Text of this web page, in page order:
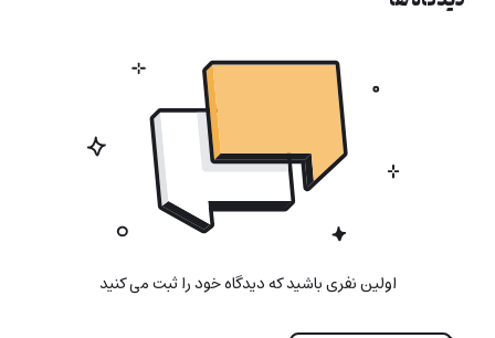
اولین نفری باشید که دیدگاه خود را ثبت می کنید